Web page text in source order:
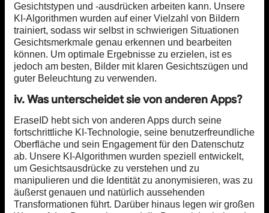
Gesichtstypen und -ausdrücken arbeiten kann. Unsere
KI-Algorithmen wurden auf einer Vielzahl von Bildern
trainiert, sodass wir selbst in schwierigen Situationen
Gesichtsmerkmale genau erkennen und bearbeiten
können. Um optimale Ergebnisse zu erzielen, ist es
jedoch am besten, Bilder mit klaren Gesichtszügen und
guter Beleuchtung zu verwenden.
iv. Was unterscheidet sie von anderen Apps?
EraseID hebt sich von anderen Apps durch seine
fortschrittliche KI-Technologie, seine benutzerfreundliche
Oberfläche und sein Engagement für den Datenschutz
ab. Unsere KI-Algorithmen wurden speziell entwickelt,
um Gesichtsausdrücke zu verstehen und zu
manipulieren und die Identität zu anonymisieren, was zu
äußerst genauen und natürlich aussehenden
Transformationen führt. Darüber hinaus legen wir großen